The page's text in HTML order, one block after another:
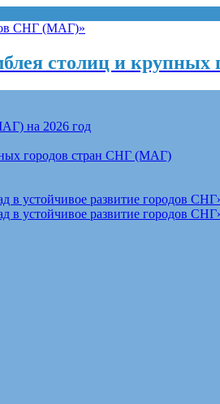
столиц и
на 2026 год
городов стран СНГ (МАГ)
развитие городов
устойчивое развитие городов